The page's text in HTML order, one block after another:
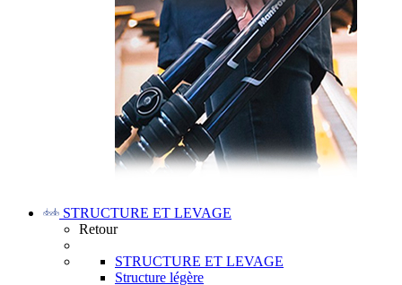
STRUCTURE ET LEVAGE
Retour
STRUCTURE ET LEVAGE
Structure légère